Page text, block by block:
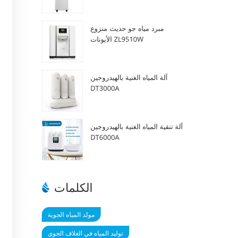
مبرد مياه جو حديث منزوع
الأيونات ZL9510W
آلة المياه الغنية بالهيدروجين
DT3000A
آلة تنقية المياه الغنية بالهيدروجين
DT6000A
الكلمات
مولد المياه الجوية
توليد المياه في الغلاف الجوي